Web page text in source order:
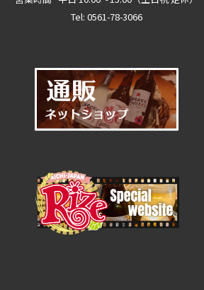
0561-78-3066
Tel: 0561-78-3066